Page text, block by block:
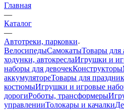
Главная
—
Каталог
—
Автотреки, парковки
ВелосипедыСамокатыТовары для
ходунки, автокреслаИгрушки и
наборы для девочекКонструкторы
аккумулятореТовары для
костюмыИгрушки и игровые
дорогиРоботы, трансформеры
управленииТолокары и качалки